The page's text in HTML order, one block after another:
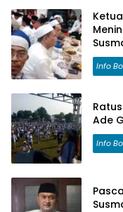
Info
Ade
Info